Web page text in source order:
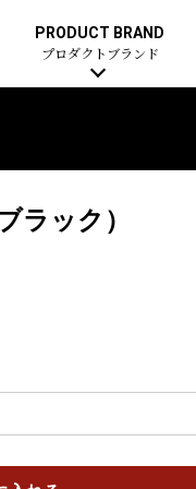
PRODUCT BRAND
プロダクトブランド
ラック）